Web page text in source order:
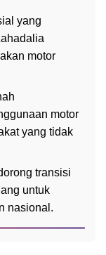
yang
motor
motor
yang tidak
transisi
untuk
nasional.